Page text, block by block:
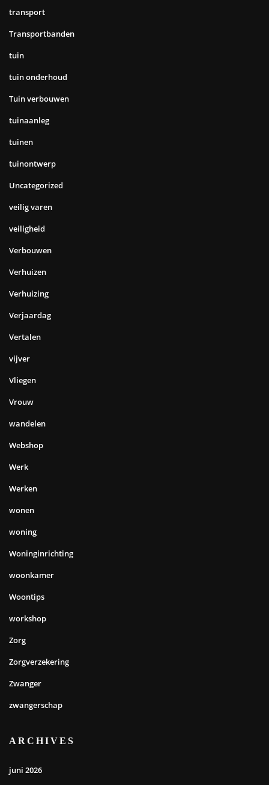
transport
Transportbanden
tuin
tuin onderhoud
Tuin verbouwen
tuinaanleg
tuinen
tuinontwerp
Uncategorized
veilig varen
veiligheid
Verbouwen
Verhuizen
Verhuizing
Verjaardag
Vertalen
vijver
Vliegen
Vrouw
wandelen
Webshop
Werk
Werken
wonen
woning
Woninginrichting
woonkamer
Woontips
workshop
Zorg
Zorgverzekering
Zwanger
zwangerschap
ARCHIVES
juni 2026